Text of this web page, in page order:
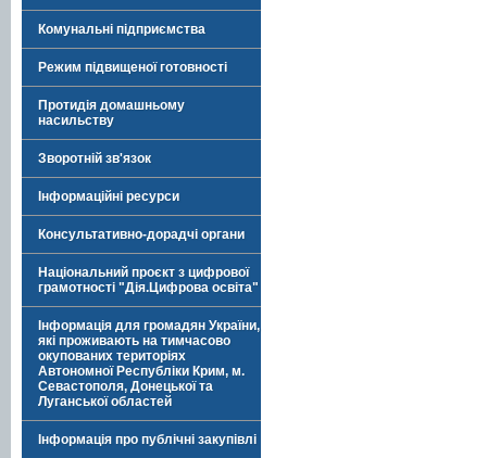
Комунальні підприємства
Режим підвищеної готовності
Протидія домашньому
насильству
Зворотній зв'язок
Інформаційні ресурси
Консультативно-дорадчі органи
Національний проєкт з цифрової
грамотності "Дія.Цифрова освіта"
Інформація для громадян України,
які проживають на тимчасово
окупованих територіях
Автономної Республіки Крим, м.
Севастополя, Донецької та
Луганської областей
Інформація про публічні закупівлі